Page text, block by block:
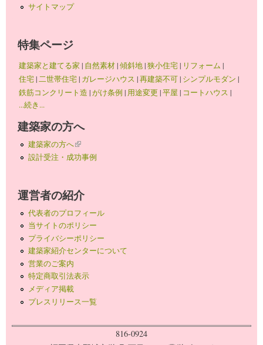
サイトマップ
特集ページ
建築家と建てる家 | 自然素材|傾斜地|狭小住宅| リフォーム |
住宅|二世帯住宅| ガレージハウス |再建築不可| シンプルモダン |
鉄筋コンクリート造 |がけ条例 | 用途変更 |平屋 | コートハウス |
...続き...
建築家の方へ
建築家の方へ(link is external)
設計受注・成功事例
運営者の紹介
代表者のプロフィール
当サイトのポリシー
プライバシーポリシー
建築家紹介センターについて
営業のご案内
特定商取引法表示
メディア掲載
プレスリリース一覧
816-0924